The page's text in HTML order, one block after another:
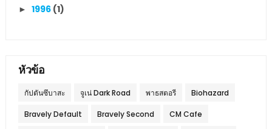
► 1996 (1)
หัวข้อ
กัปตันซึบาสะ จูเน่ Dark Road พาธสตอรี Biohazard
Bravely Default Bravely Second CM Cafe